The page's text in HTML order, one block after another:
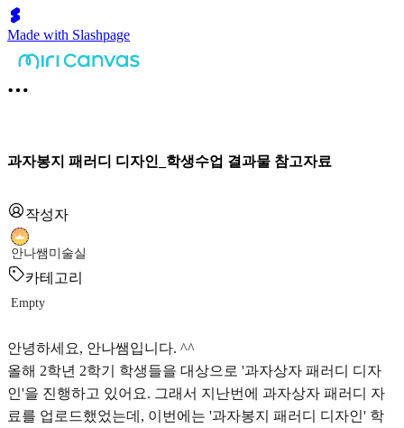
Made with Slashpage
과자봉지 패러디 디자인_학생수업 결과물 참고자료
작성자
안나쌤미술실
카테고리
Empty
안녕하세요, 안나쌤입니다. ^^
올해 2학년 2학기 학생들을 대상으로 '과자상자 패러디 디자
인'을 진행하고 있어요. 그래서 지난번에 과자상자 패러디 자
료를 업로드했었는데, 이번에는 '과자봉지 패러디 디자인' 학